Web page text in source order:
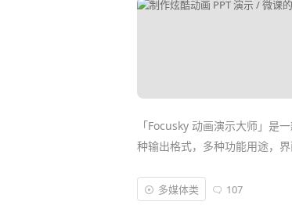
「Focusky 动画演示大师」是
种输出格式，多种功能用途，界
这款软件能让你轻松创作出炫
生动有趣，更能吸引人。
多媒体类 107